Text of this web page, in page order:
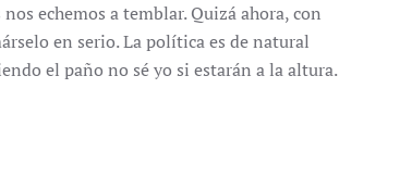
echemos a temblar. Quizá ahora, con
en serio. La política es de natural
el paño no sé yo si estarán a la altura.